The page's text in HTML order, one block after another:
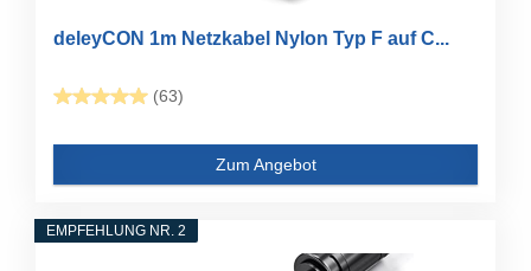
deleyCON 1m Netzkabel Nylon Typ F auf C...
(63)
Zum Angebot
EMPFEHLUNG NR. 2